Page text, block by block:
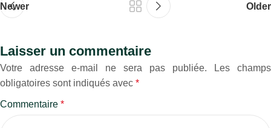
Newer Older
Laisser un commentaire
Votre adresse e-mail ne sera pas publiée.
Les champs
obligatoires sont indiqués avec *
Commentaire *